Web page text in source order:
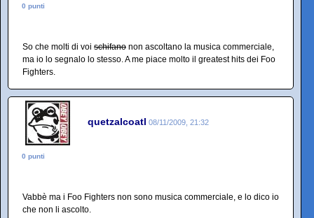
0 punti
So che molti di voi schifano non ascoltano la musica commerciale,
ma io lo segnalo lo stesso. A me piace molto il greatest hits dei Foo
Fighters.
quetzalcoatl 08/11/2009, 21:32
0 punti
Vabbè ma i Foo Fighters non sono musica commerciale, e lo dico io
che non li ascolto.